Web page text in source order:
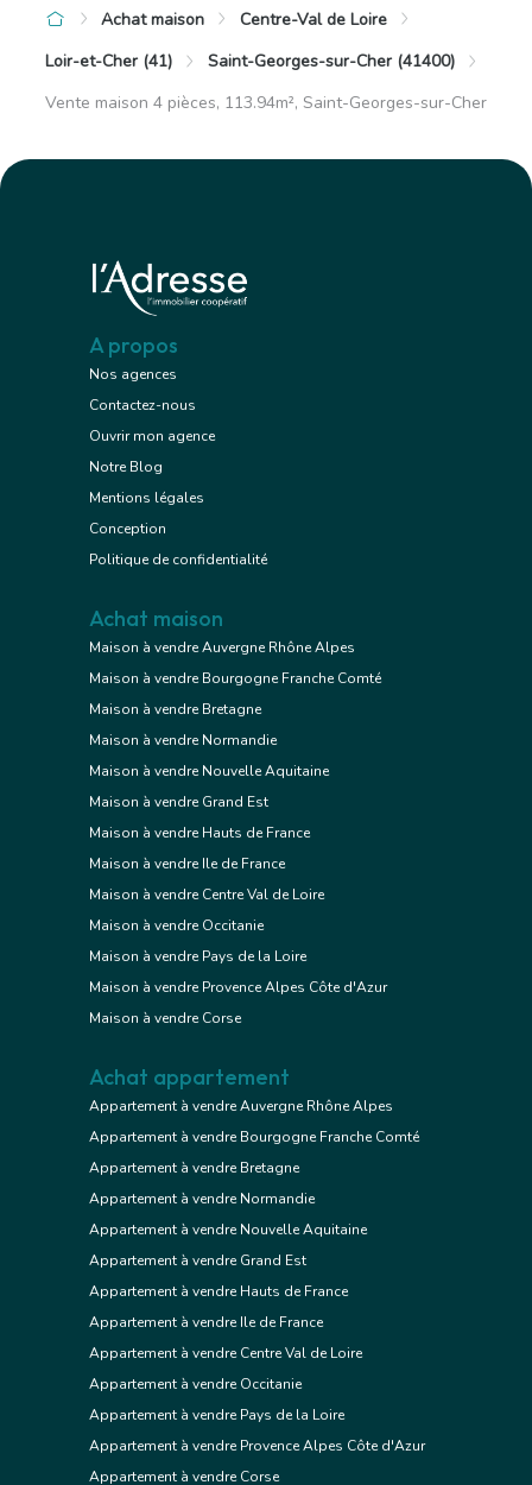
Achat maison
Centre-Val de Loire
Loir-et-Cher (41)
Saint-Georges-sur-Cher (41400)
Vente maison 4 pièces, 113.94m², Saint-Georges-sur-Cher
A propos
Nos agences
Contactez-nous
Ouvrir mon agence
Notre Blog
Mentions légales
Conception
Politique de confidentialité
Achat maison
Maison à vendre Auvergne Rhône Alpes
Maison à vendre Bourgogne Franche Comté
Maison à vendre Bretagne
Maison à vendre Normandie
Maison à vendre Nouvelle Aquitaine
Maison à vendre Grand Est
Maison à vendre Hauts de France
Maison à vendre Ile de France
Maison à vendre Centre Val de Loire
Maison à vendre Occitanie
Maison à vendre Pays de la Loire
Maison à vendre Provence Alpes Côte d'Azur
Maison à vendre Corse
Achat appartement
Appartement à vendre Auvergne Rhône Alpes
Appartement à vendre Bourgogne Franche Comté
Appartement à vendre Bretagne
Appartement à vendre Normandie
Appartement à vendre Nouvelle Aquitaine
Appartement à vendre Grand Est
Appartement à vendre Hauts de France
Appartement à vendre Ile de France
Appartement à vendre Centre Val de Loire
Appartement à vendre Occitanie
Appartement à vendre Pays de la Loire
Appartement à vendre Provence Alpes Côte d'Azur
Appartement à vendre Corse